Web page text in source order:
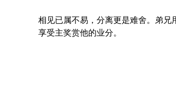
相见已属不易，分离更是难舍。弟兄
享受主奖赏他的业分。